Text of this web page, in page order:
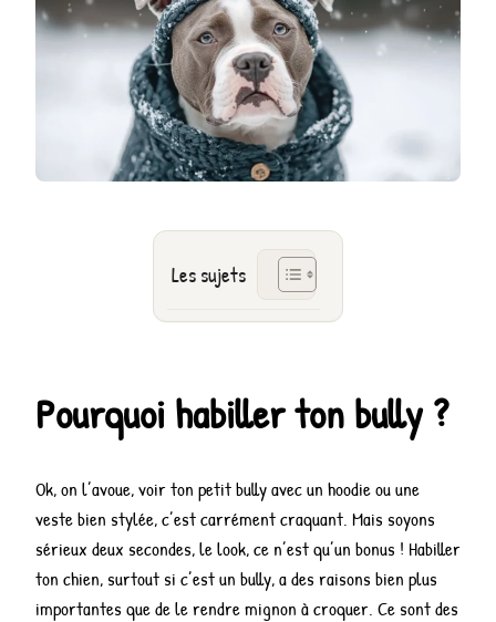
Les sujets
Pourquoi habiller ton bully ?
Ok, on l’avoue, voir ton petit bully avec un hoodie ou une
veste bien stylée, c’est carrément craquant. Mais soyons
sérieux deux secondes, le look, ce n’est qu’un bonus ! Habiller
ton chien, surtout si c’est un bully, a des raisons bien plus
importantes que de le rendre mignon à croquer. Ce sont des